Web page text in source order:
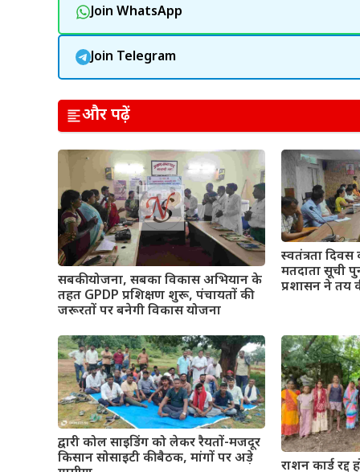
Join WhatsApp
Join Telegram
और पढ़ें
सबकी योजना, सबका विकास अभियान के
तहत GPDP प्रशिक्षण शुरू, पंचायतों की
जरूरतों पर बनेगी विकास योजना
स्वतंत्रता दिवस
मतदाता सूची
प्रशासन ने तय
द्वारी कोल साइडिंग को लेकर रैयतों-मजदूर
किसान सोसाइटी की बैठक, मांगों पर अड़े
राशन कार्ड रद्द